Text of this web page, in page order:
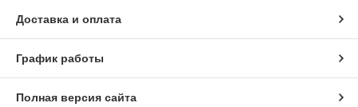
Доставка и оплата
График работы
Полная версия сайта